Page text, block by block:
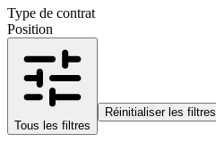
Type de contrat
Position
Tous les filtres
Réinitialiser les filtres